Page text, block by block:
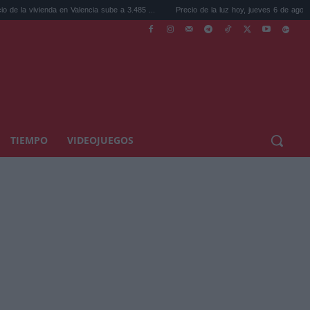
en Valencia sube a 3.485 ... Precio de la luz hoy, jueves 6 de agosto: la hora ...
TIEMPO VIDEOJUEGOS